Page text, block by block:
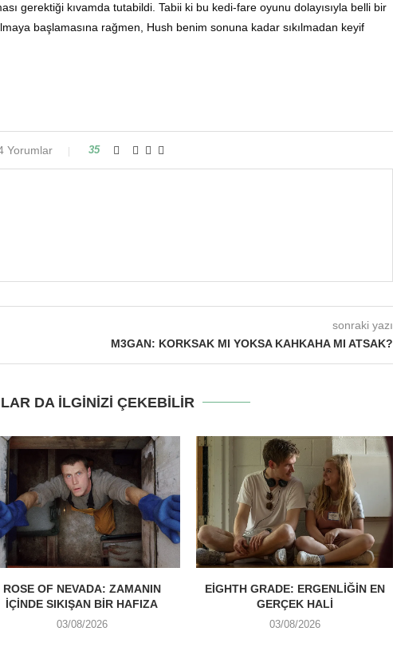
gerektiği kıvamda tutabildi. Tabii ki bu kedi-fare oyunu dolayısıyla belli bir
başlamasına rağmen, Hush benim sonuna kadar sıkılmadan keyif
Yorumlar 35
sonraki yazı
M3GAN: KORKSAK MI YOKSA KAHKAHA MI ATSAK?
DA ILGINIZI ÇEKEBILIR
ROSE OF NEVADA: ZAMANIN
İÇINDE SIKIŞAN BIR HAFIZA
03/08/2026
EIGHTH GRADE: ERGENLIĞIN EN
GERÇEK HALI
03/08/2026